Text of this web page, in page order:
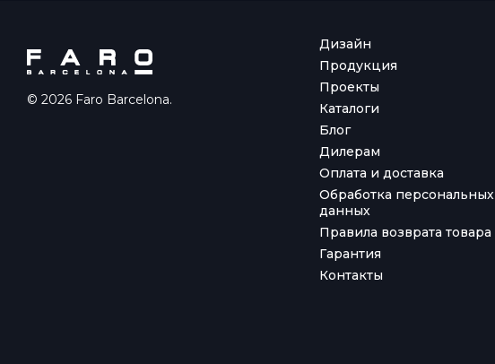
© 2026 Faro Barcelona.
Дизайн
Продукция
Проекты
Каталоги
Блог
Дилерам
Оплата и доставка
Обработка персональных
данных
Правила возврата товара
Гарантия
Контакты